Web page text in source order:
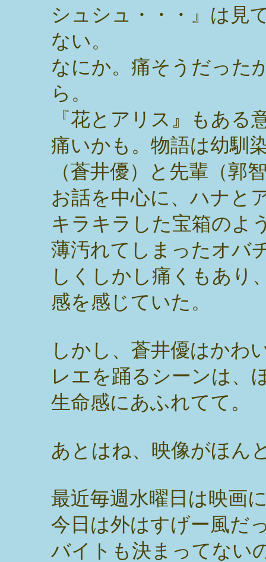
シュシュ・・・』は見
ない。
なにか。痛そうだった
ら。
『花とアリス』もある
痛いかも。物語は幼馴
（蒼井優）と先輩（郭
お話を中心に、ハナと
キラキラした宝箱のよ
薄汚れてしまったオバ
しくしかし痛くもあり
感を感じていた。
しかし、蒼井優はかわ
レエを踊るシーンは、
生命感にあふれてて。
あとはね、映像がほん
最近毎週水曜日は映画
今日は外はすげー風だ
バイトも決まってない